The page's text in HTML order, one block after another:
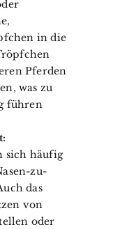
in die
Pferden
was zu
führen
sich häufig
zu-
das
von
oder